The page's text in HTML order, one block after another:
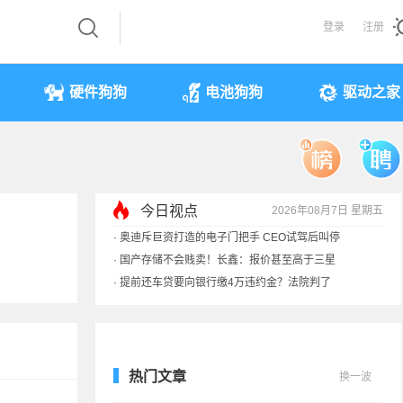
登录 注册
硬件狗狗 电池狗狗 驱动之家
今日视点
2026年08月7日 星期五
奥迪斥巨资打造的电子门把手 CEO试驾后叫停
国产存储不会贱卖！长鑫：报价甚至高于三星
提前还车贷要向银行缴4万违约金？法院判了
热门文章 换一波